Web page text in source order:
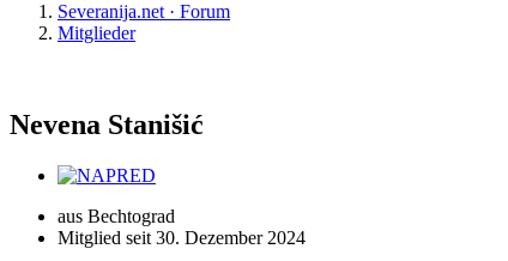
Severanija.net · Forum
Mitglieder
Nevena Stanišić
aus Bechtograd
Mitglied seit 30. Dezember 2024